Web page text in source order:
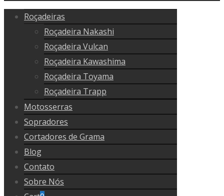
Roçadeiras
Roçadeira Nakashi
Roçadeira Vulcan
Roçadeira Kawashima
Roçadeira Toyama
Roçadeira Trapp
Motosserras
Sopradores
Cortadores de Grama
Blog
Contato
Sobre Nós